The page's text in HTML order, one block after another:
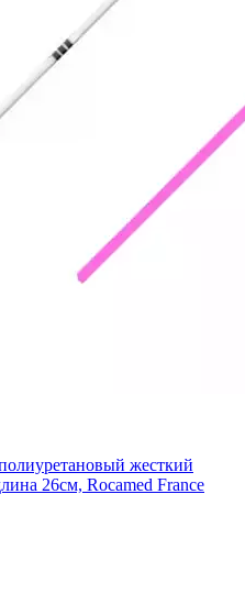
жесткий
26см, Rocamed France